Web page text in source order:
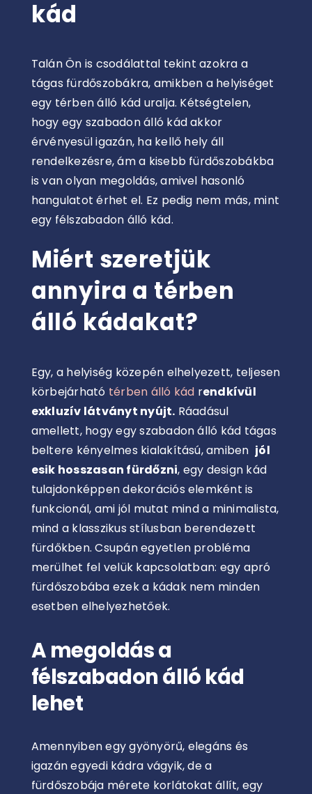
kád
Talán Ön is csodálattal tekint azokra a
tágas fürdőszobákra, amikben a helyiséget
egy térben álló kád uralja. Kétségtelen,
hogy egy szabadon álló kád akkor
érvényesül igazán, ha kellő hely áll
rendelkezésre, ám a kisebb fürdőszobákba
is van olyan megoldás, amivel hasonló
hangulatot érhet el. Ez pedig nem más, mint
egy félszabadon álló kád.
Miért szeretjük
annyira a térben
álló kádakat?
Egy, a helyiség közepén elhelyezett, teljesen
körbejárható térben álló kád rendkívül
exkluzív látványt nyújt. Ráadásul
amellett, hogy egy szabadon álló kád tágas
beltere kényelmes kialakítású, amiben jól
esik hosszasan fürdőzni, egy design kád
tulajdonképpen dekorációs elemként is
funkcionál, ami jól mutat mind a minimalista,
mind a klasszikus stílusban berendezett
fürdőkben. Csupán egyetlen probléma
merülhet fel velük kapcsolatban: egy apró
fürdőszobába ezek a kádak nem minden
esetben elhelyezhetőek.
A megoldás a
félszabadon álló kád
lehet
Amennyiben egy gyönyörű, elegáns és
igazán egyedi kádra vágyik, de a
fürdőszobája mérete korlátokat állít, egy